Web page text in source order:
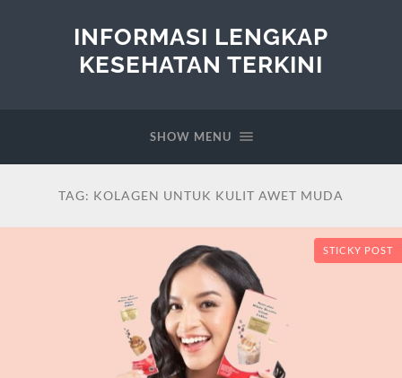
INFORMASI LENGKAP
KESEHATAN TERKINI
SHOW MENU
TAG: KOLAGEN UNTUK KULIT AWET MUDA
STICKY POST